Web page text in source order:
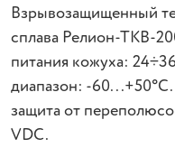
Взрывозащищенный
сплава Релион-ТКВ-
питания кожуха:
диапазон: -
защита от
VDC.